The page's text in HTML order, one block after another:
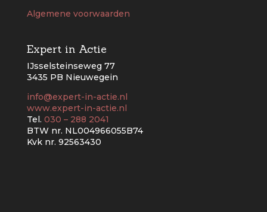
Algemene voorwaarden
Expert in Actie
IJsselsteinseweg 77
3435 PB Nieuwegein
info@expert-in-actie.nl
www.expert-in-actie.nl
Tel. 030 – 288 2041
BTW nr. NL004966055B74
Kvk nr. 92563430